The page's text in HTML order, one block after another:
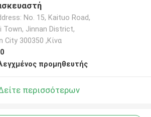
No. 15, Kaituo Road,
Town, Jinnan District,
City 300350 ,Κίνα
προμηθευτής
περισσότερων